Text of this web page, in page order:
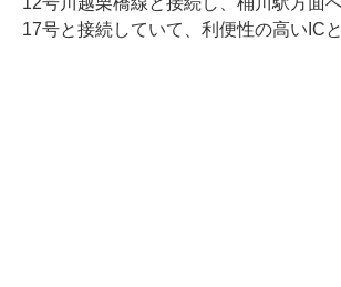
17号と接続していて、利便性の高いIC